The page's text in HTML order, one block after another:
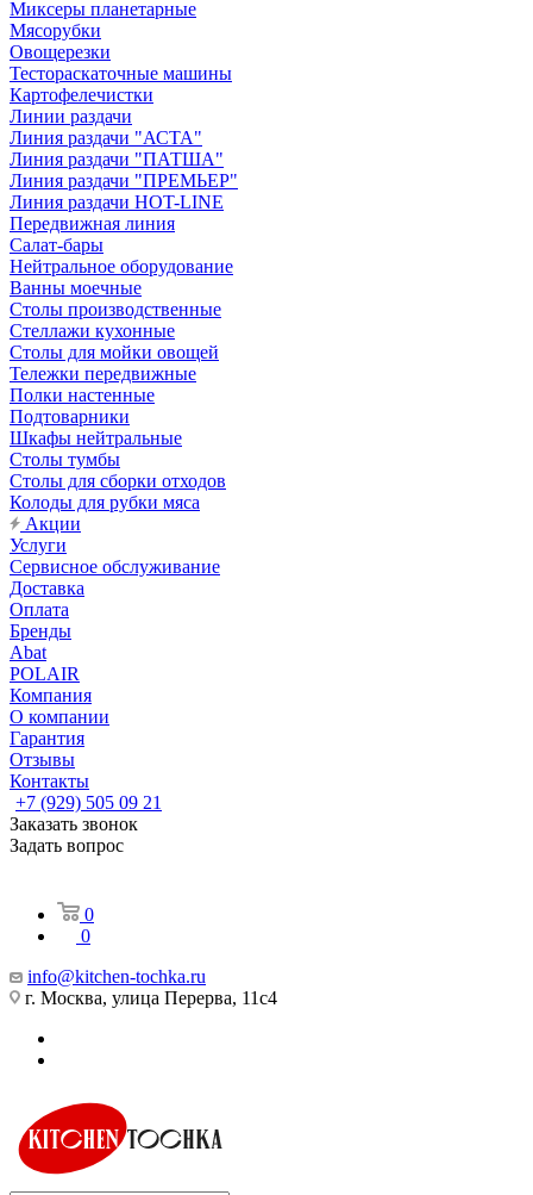
Миксеры планетарные
Мясорубки
Овощерезки
Тестораскаточные машины
Картофелечистки
Линии раздачи
Линия раздачи "АСТА"
Линия раздачи "ПАТША"
Линия раздачи "ПРЕМЬЕР"
Линия раздачи HOT-LINE
Передвижная линия
Салат-бары
Нейтральное оборудование
Ванны моечные
Столы производственные
Стеллажи кухонные
Столы для мойки овощей
Тележки передвижные
Полки настенные
Подтоварники
Шкафы нейтральные
Столы тумбы
Столы для сборки отходов
Колоды для рубки мяса
Акции
Услуги
Сервисное обслуживание
Доставка
Оплата
Бренды
Abat
POLAIR
Компания
О компании
Гарантия
Отзывы
Контакты
+7 (929) 505 09 21
Заказать звонок
Задать вопрос
0
0
info@kitchen-tochka.ru
г. Москва, улица Перерва, 11с4